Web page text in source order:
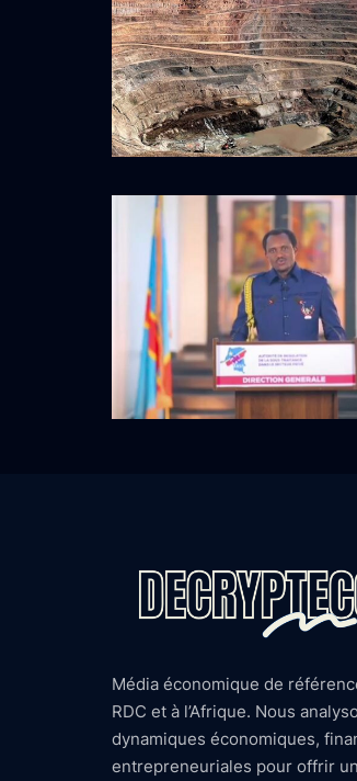
Média économique de
RDC et à l’Afrique. Nous
dynamiques économiques,
entrepreneuriales pour offrir